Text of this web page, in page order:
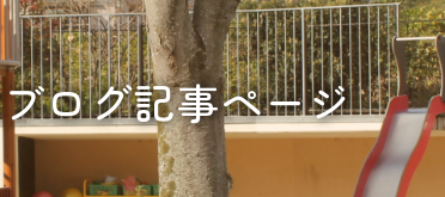
ブログ記事ページ